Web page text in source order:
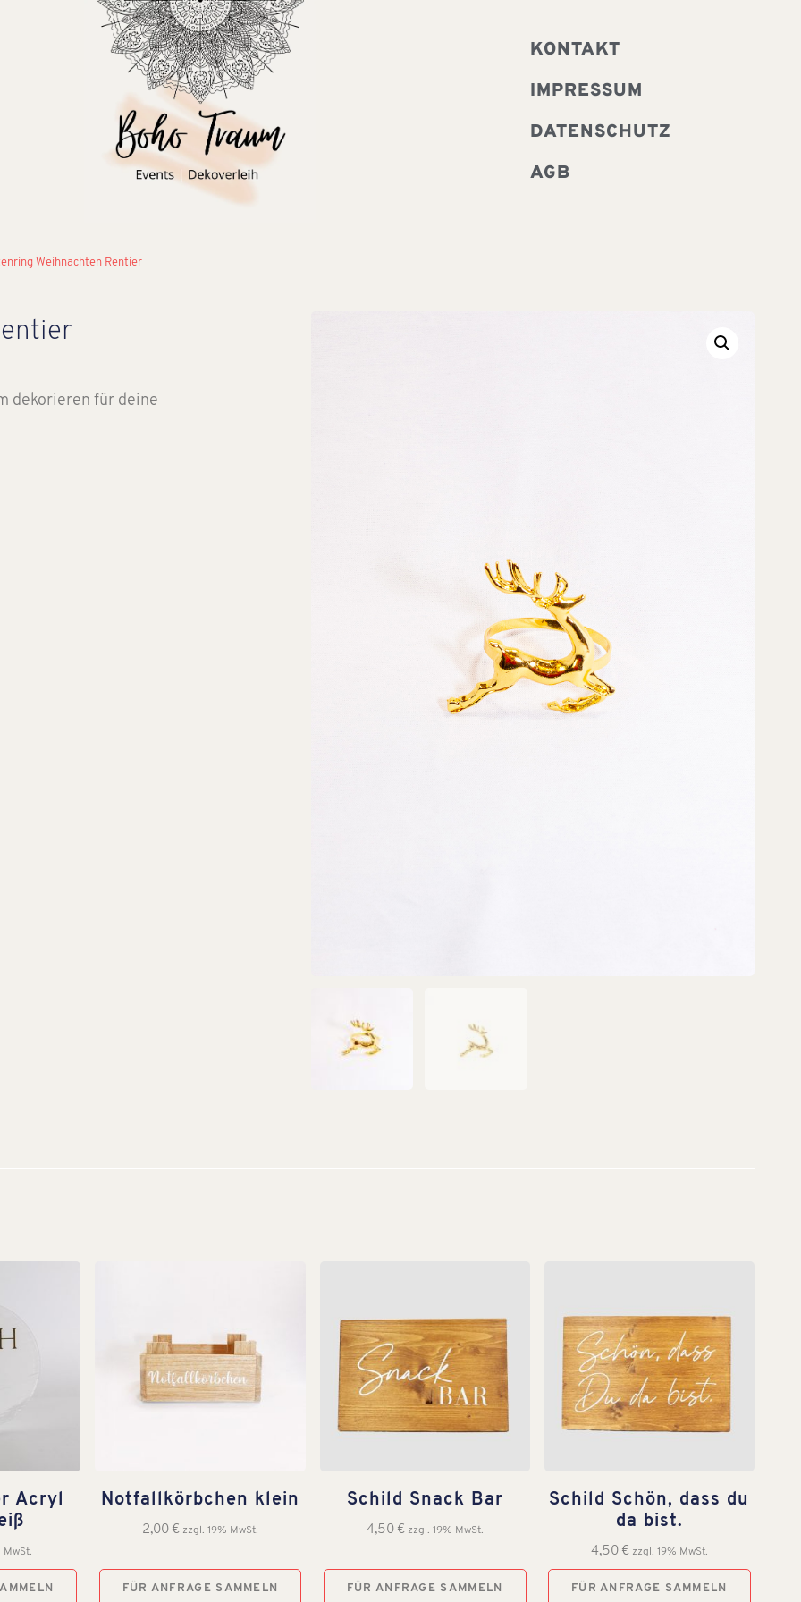
KONTAKT
IMPRESSUM
DATENSCHUTZ
AGB
Weihnachten Rentier
dekorieren für deine
Acryl
MwSt.
Notfallkörbchen klein
2,00 € zzgl. 19% MwSt.
FÜR ANFRAGE SAMMELN
Schild Snack Bar
4,50 € zzgl. 19% MwSt.
FÜR ANFRAGE SAMMELN
Schild Schön, dass du
da bist.
4,50 € zzgl. 19% MwSt.
FÜR ANFRAGE SAMMELN